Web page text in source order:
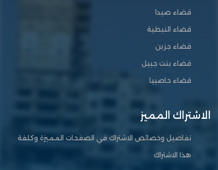
قضاء صيدا
قضاء النبطية
قضاء جزين
قضاء بنت جبيل
قضاء حاصبيا
الاشتراك المميز
تفاصيل وخصائص الاشتراك في الصفحات المميزة وكلفة
هذا الاشتراك